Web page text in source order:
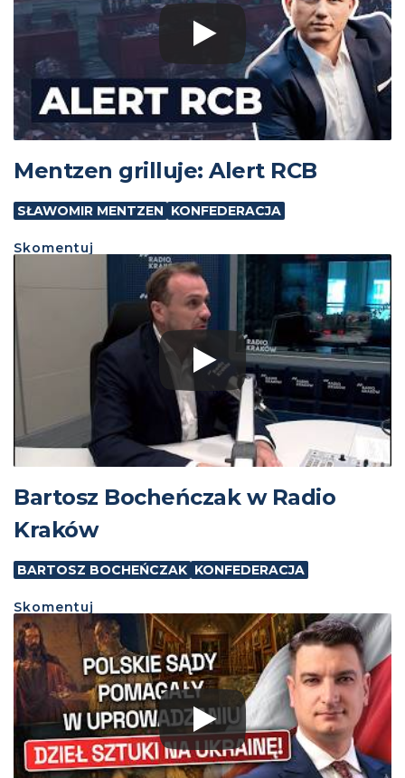
Mentzen grilluje: Alert RCB
SŁAWOMIR MENTZEN KONFEDERACJA
Skomentuj
Bartosz Bocheńczak w Radio
Kraków
BARTOSZ BOCHEŃCZAK KONFEDERACJA
Skomentuj